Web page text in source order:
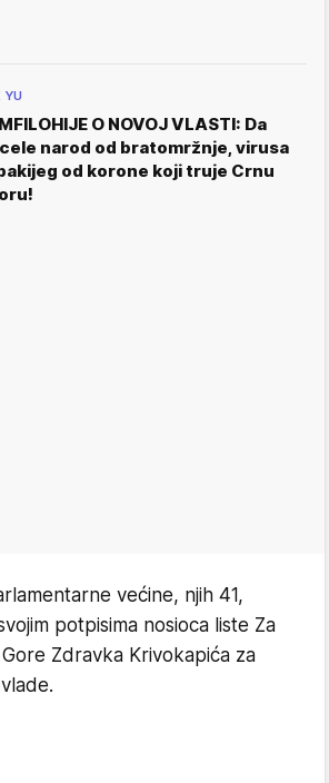
YU
O NOVOJ VLASTI: Da
narod od bratomržnje, virusa
od korone koji truje Crnu
većine, njih 41,
potpisima nosioca liste Za
Zdravka Krivokapića za